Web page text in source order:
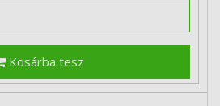
Kosárba tesz